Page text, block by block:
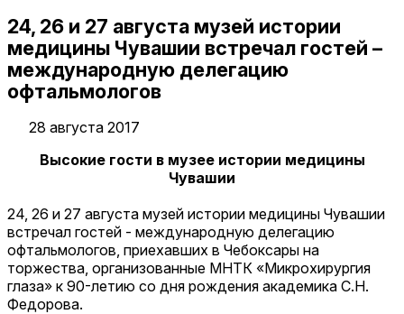
24, 26 и 27 августа музей истории
медицины Чувашии встречал гостей –
международную делегацию
офтальмологов
28 августа 2017
Высокие гости в музее истории медицины
Чувашии
24, 26 и 27 августа музей истории медицины Чувашии
встречал гостей - международную делегацию
офтальмологов, приехавших в Чебоксары на
торжества, организованные МНТК «Микрохирургия
глаза» к 90-летию со дня рождения академика С.Н.
Федорова.